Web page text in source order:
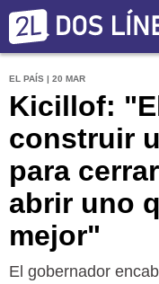
EL PAÍS | 20 MAR
Kicillof:
construir
para
abrir uno
mejor"
El gobernador